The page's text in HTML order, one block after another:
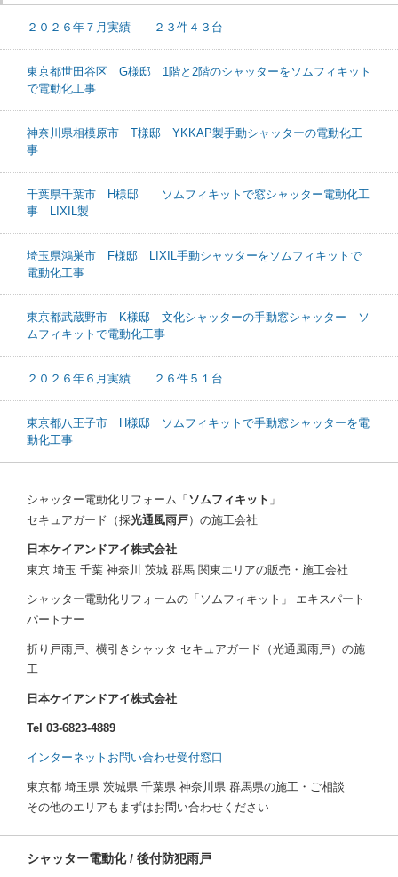
２０２６年７月実績 ２３件４３台
東京都世田谷区 G様邸 1階と2階のシャッターをソムフィキット
で電動化工事
神奈川県相模原市 T様邸 YKKAP製手動シャッターの電動化工
事
千葉県千葉市 H様邸 ソムフィキットで窓シャッター電動化工
事 LIXIL製
埼玉県鴻巣市 F様邸 LIXIL手動シャッターをソムフィキットで
電動化工事
東京都武蔵野市 K様邸 文化シャッターの手動窓シャッター ソ
ムフィキットで電動化工事
２０２６年６月実績 ２６件５１台
東京都八王子市 H様邸 ソムフィキットで手動窓シャッターを電
動化工事
シャッター電動化リフォーム「 ソムフィキット 」
セキュアガード（採光通風雨戸）の施工会社
日本ケイアンドアイ株式会社
東京 埼玉 千葉 神奈川 茨城 群馬 関東エリアの販売・施工会社
シャッター電動化リフォームの「ソムフィキット」 エキスパート
パートナー
折り戸雨戸、横引きシャッタ セキュアガード（光通風雨戸）の施
工
日本ケイアンドアイ株式会社
Tel 03-6823-4889
インターネットお問い合わせ受付窓口
東京都 埼玉県 茨城県 千葉県 神奈川県 群馬県の施工・ご相談
その他のエリアもまずはお問い合わせください
シャッター電動化 / 後付防犯雨戸